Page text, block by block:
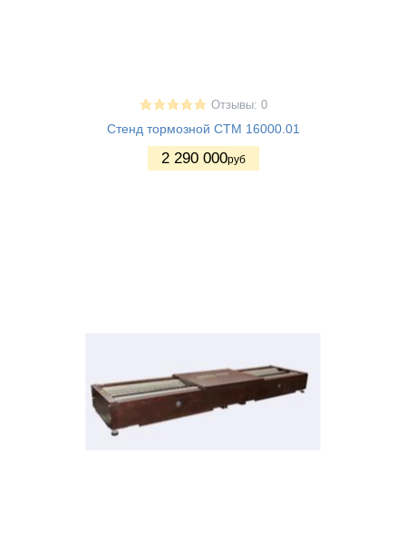
Отзывы: 0
Стенд тормозной СТМ 16000.01
2 290 000руб